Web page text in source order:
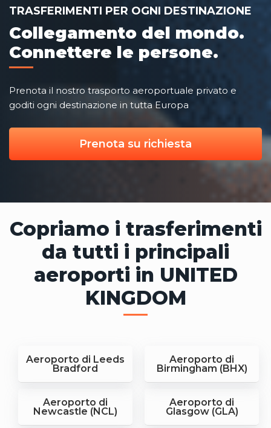
TRASFERIMENTI PER OGNI DESTINAZIONE
Collegamento del mondo.
Connettere le persone.
Prenota il nostro trasporto aeroportuale privato e
goditi ogni destinazione in tutta Europa
Prenota su richiesta
Copriamo i trasferimenti
da tutti i principali
aeroporti in UNITED
KINGDOM
Aeroporto di Leeds
Bradford
Aeroporto di
Birmingham (BHX)
Aeroporto di
Newcastle (NCL)
Aeroporto di
Glasgow (GLA)